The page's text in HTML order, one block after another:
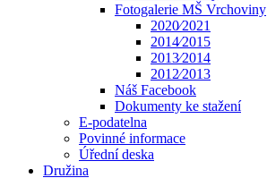
Fotogalerie MŠ Vrchoviny
2020⁄2021
2014⁄2015
2013⁄2014
2012⁄2013
Náš Facebook
Dokumenty ke stažení
E-podatelna
Povinné informace
Úřední deska
Družina